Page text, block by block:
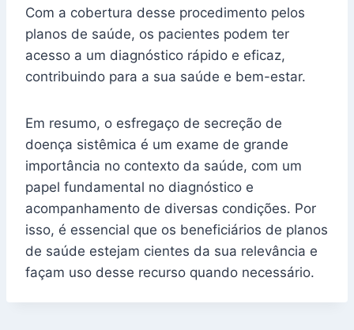
Com a cobertura desse procedimento pelos
planos de saúde, os pacientes podem ter
acesso a um diagnóstico rápido e eficaz,
contribuindo para a sua saúde e bem-estar.
Em resumo, o esfregaço de secreção de
doença sistêmica é um exame de grande
importância no contexto da saúde, com um
papel fundamental no diagnóstico e
acompanhamento de diversas condições. Por
isso, é essencial que os beneficiários de planos
de saúde estejam cientes da sua relevância e
façam uso desse recurso quando necessário.